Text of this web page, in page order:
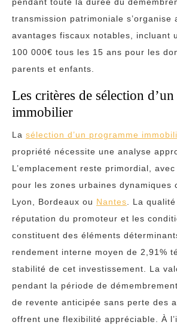
transmission patrimoniale s’organise
avantages fiscaux notables, incluant
100 000€ tous les 15 ans pour les
parents et enfants.
Les critères de sélection
immobilier
La sélection d’un programme
propriété nécessite une analyse
L’emplacement reste primordial,
pour les zones urbaines dynamiques
Lyon, Bordeaux ou Nantes . La
réputation du promoteur et les
constituent des éléments
rendement interne moyen de 2,91%
stabilité de cet investissement. La
pendant la période de
de revente anticipée sans perte des
offrent une flexibilité appréciable. À